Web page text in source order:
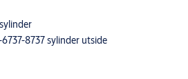
6737-8737 sylinder utside